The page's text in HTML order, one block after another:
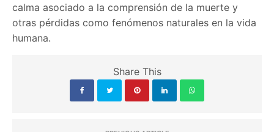
calma asociado a la comprensión de la muerte y
otras pérdidas como fenómenos naturales en la vida
humana.
Share This